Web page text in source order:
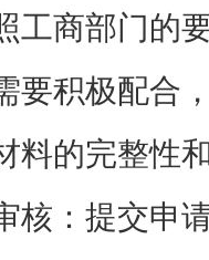
工商部门的
要积极配合
料的完整性
核：提交申